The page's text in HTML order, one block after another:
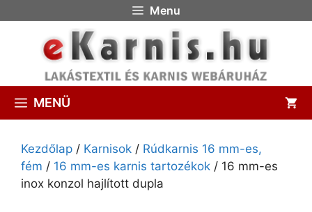
Menu
MENÜ
Kezdőlap / Karnisok / Rúdkarnis 16 mm-es,
fém / 16 mm-es karnis tartozékok / 16 mm-es
inox konzol hajlított dupla